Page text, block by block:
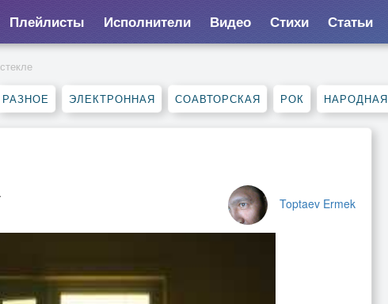
Плейлисты Исполнители Видео Стихи Статьи
РАЗНОЕ ЭЛЕКТРОННАЯ СОАВТОРСКАЯ РОК НАРОДНАЯ
Toptaev Ermek